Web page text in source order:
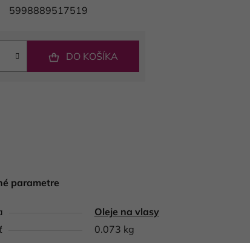
5998889517519
DO KOŠÍKA
parametre
Oleje na vlasy
0.073 kg